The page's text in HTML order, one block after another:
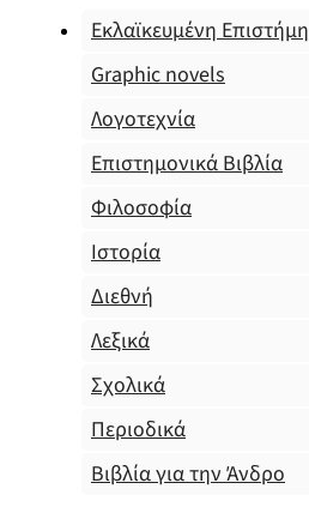
Εκλαϊκευμένη Επιστήμη
Graphic novels
Λογοτεχνία
Επιστημονικά Βιβλία
Φιλοσοφία
Ιστορία
Διεθνή
Λεξικά
Σχολικά
Περιοδικά
Βιβλία για την Άνδρο